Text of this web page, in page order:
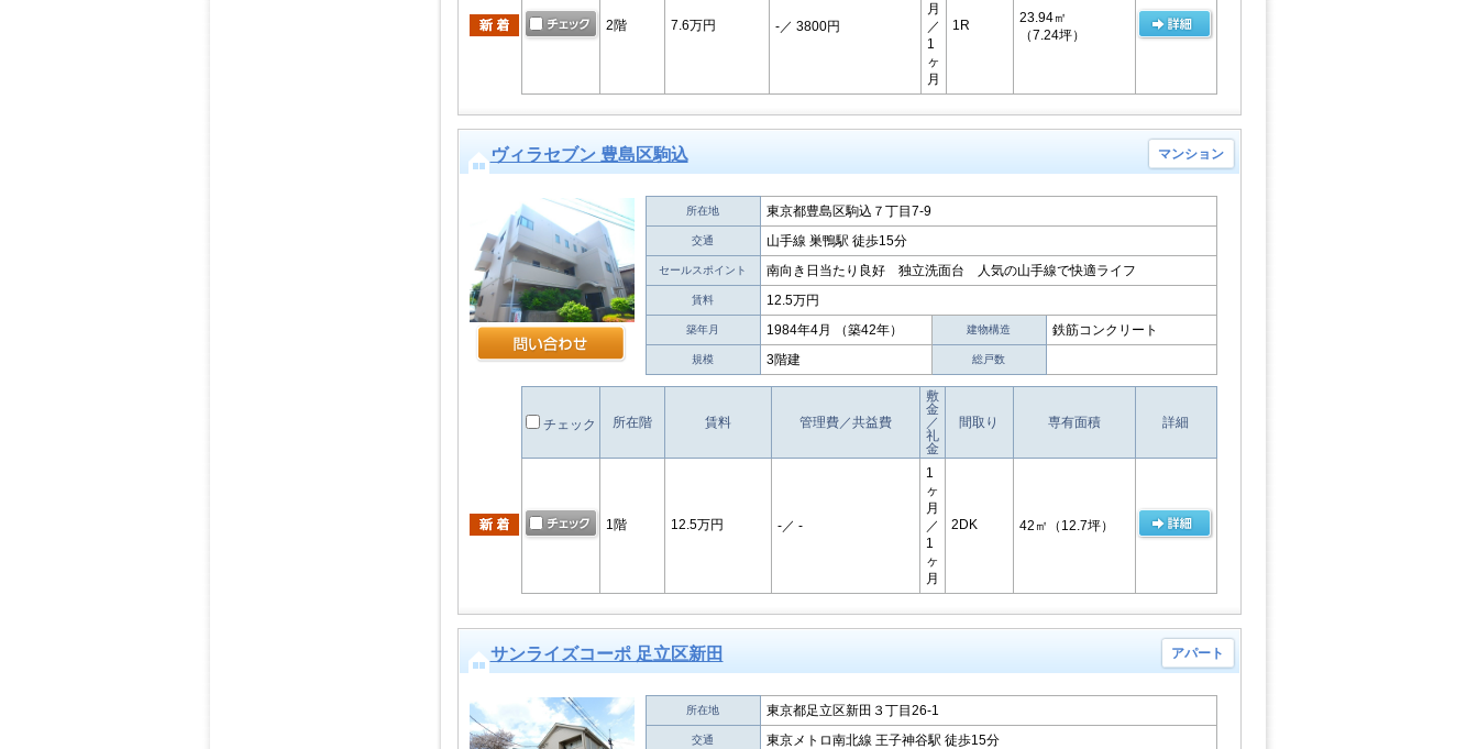
2階 7.6万円 -／ 3800円
月
／
1
ヶ
月
1R
23.94㎡
（7.24坪）
ヴィラセブン 豊島区駒込 マンション
所在地 東京都豊島区駒込７丁目7-9
交通 山手線 巣鴨駅 徒歩15分
セールスポイント 南向き日当たり良好 独立洗面台 人気の山手線で快適ライフ
賃料 12.5万円
築年月 1984年4月 （築42年） 建物構造 鉄筋コンクリート
規模 3階建 総戸数
チェック 所在階 賃料 管理費／共益費
敷
金
／
礼
金
間取り 専有面積 詳細
1階 12.5万円 -／ -
1
ヶ
月
／
1
ヶ
月
2DK 42㎡ （12.7坪）
サンライズコーポ 足立区新田 アパート
所在地 東京都足立区新田３丁目26-1
交通 東京メトロ南北線 王子神谷駅 徒歩15分